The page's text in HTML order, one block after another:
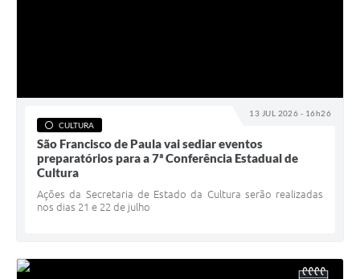
13 JUL 2026 - 16h26
CULTURA
São Francisco de Paula vai sediar eventos
preparatórios para a 7ª Conferência Estadual de
Cultura
Ações da Secretaria de Estado da Cultura serão realizadas
nos dias 21 e 22 de julho